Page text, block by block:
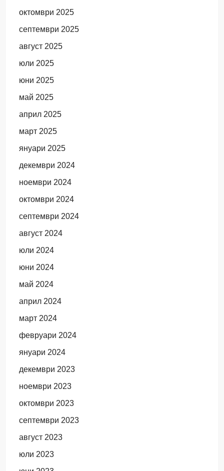
октомври 2025
септември 2025
август 2025
юли 2025
юни 2025
май 2025
април 2025
март 2025
януари 2025
декември 2024
ноември 2024
октомври 2024
септември 2024
август 2024
юли 2024
юни 2024
май 2024
април 2024
март 2024
февруари 2024
януари 2024
декември 2023
ноември 2023
октомври 2023
септември 2023
август 2023
юли 2023